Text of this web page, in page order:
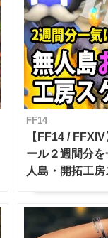
FF14
【FF14 /
ール２週間分
人島・開拓工